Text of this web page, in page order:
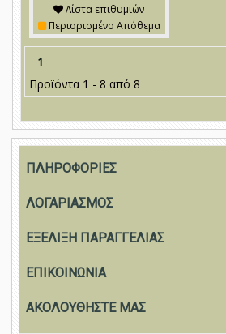
Λίστα επιθυμιών
Περιορισμένο Απόθεμα
1
Προϊόντα 1 - 8 από 8
ΠΛΗΡΟΦΟΡΙΕΣ
ΛΟΓΑΡΙΑΣΜΟΣ
ΕΞΕΛΙΞΗ ΠΑΡΑΓΓΕΛΙΑΣ
ΕΠΙΚΟΙΝΩΝΙΑ
ΑΚΟΛΟΥΘΗΣΤΕ ΜΑΣ